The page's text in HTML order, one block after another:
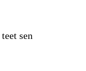
sen